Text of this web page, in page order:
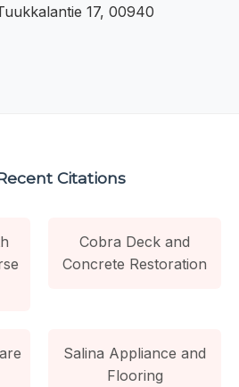
17, 00940
Citations
Cobra Deck and
Concrete Restoration
Salina Appliance and
Flooring